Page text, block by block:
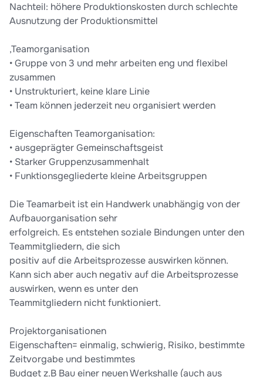
Nachteil: höhere Produktionskosten durch schlechte
Ausnutzung der Produktionsmittel
,Teamorganisation
• Gruppe von 3 und mehr arbeiten eng und flexibel
zusammen
• Unstrukturiert, keine klare Linie
• Team können jederzeit neu organisiert werden
Eigenschaften Teamorganisation:
• ausgeprägter Gemeinschaftsgeist
• Starker Gruppenzusammenhalt
• Funktionsgegliederte kleine Arbeitsgruppen
Die Teamarbeit ist ein Handwerk unabhängig von der
Aufbauorganisation sehr
erfolgreich. Es entstehen soziale Bindungen unter den
Teammitgliedern, die sich
positiv auf die Arbeitsprozesse auswirken können.
Kann sich aber auch negativ auf die Arbeitsprozesse
auswirken, wenn es unter den
Teammitgliedern nicht funktioniert.
Projektorganisationen
Eigenschaften= einmalig, schwierig, Risiko, bestimmte
Zeitvorgabe und bestimmtes
Budget z.B Bau einer neuen Werkshalle (auch aus